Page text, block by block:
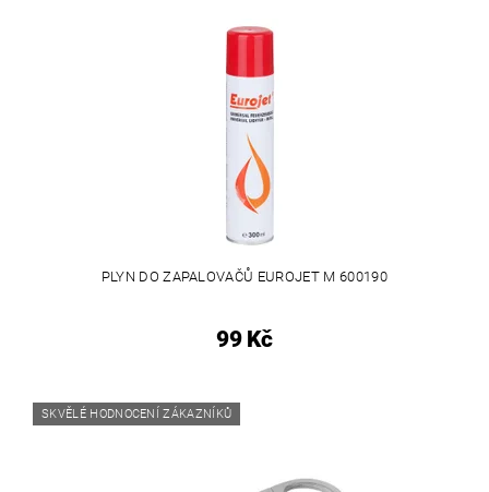
PLYN DO ZAPALOVAČŮ EUROJET M 600190
99 Kč
SKVĚLÉ HODNOCENÍ ZÁKAZNÍKŮ